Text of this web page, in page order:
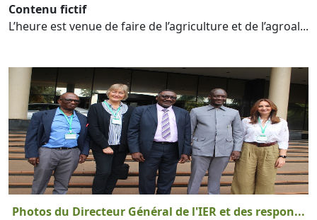
Contenu fictif
L’heure est venue de faire de l’agriculture et de l’agroal...
Photos du Directeur Général de l'IER et des respon...